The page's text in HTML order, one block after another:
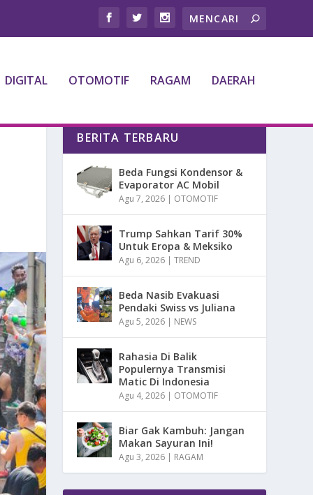
DIGITAL OTOMOTIF RAGAM DAERAH
BERITA TERBARU
Beda Fungsi Kondensor &
Evaporator AC Mobil
Agu 7, 2026 | OTOMOTIF
Trump Sahkan Tarif 30%
Untuk Eropa & Meksiko
Agu 6, 2026 |TREND
Beda Nasib Evakuasi
Pendaki Swiss vs Juliana
Agu 5, 2026 | NEWS
Rahasia Di Balik
Populernya Transmisi
Matic Di Indonesia
Agu 4, 2026 | OTOMOTIF
Biar Gak Kambuh: Jangan
Makan Sayuran Ini!
Agu 3, 2026 | RAGAM